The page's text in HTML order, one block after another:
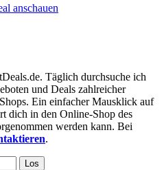
anschauen
Täglich durchsuche ich
und Deals zahlreicher
Ein einfacher Mausklick auf
dich in den Online-Shop des
werden kann. Bei
.
Los